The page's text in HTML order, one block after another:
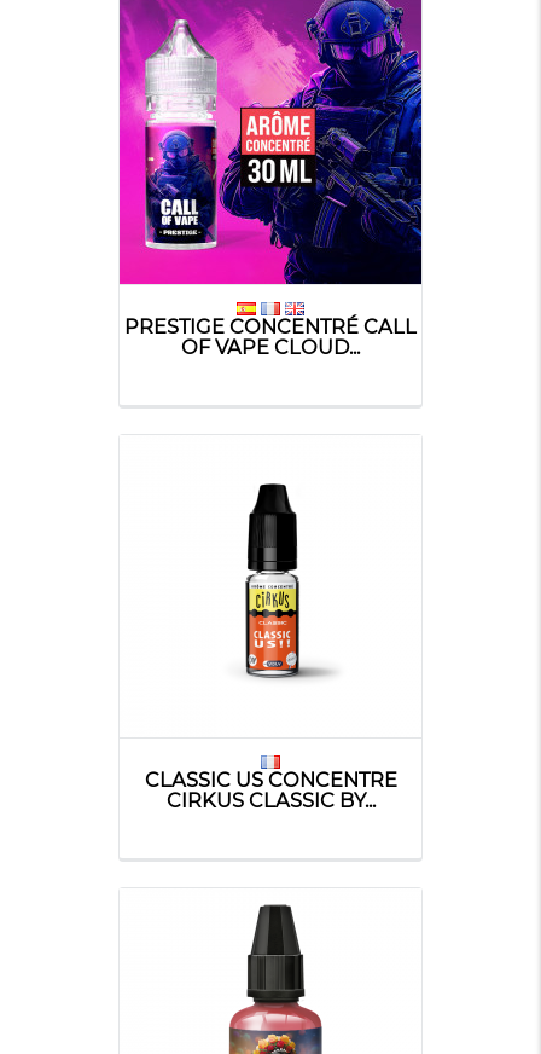
PRESTIGE CONCENTRÉ CALL
OF VAPE CLOUD...
CLASSIC US CONCENTRE
CIRKUS CLASSIC BY...